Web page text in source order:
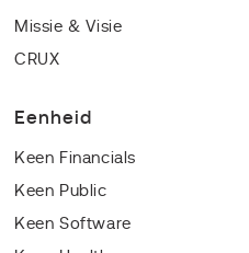
Missie & Visie
CRUX
Eenheid
Keen Financials
Keen Public
Keen Software